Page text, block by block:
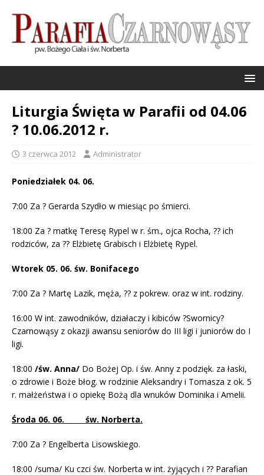
Liturgia Święta w Parafii od 04.06
? 10.06.2012 r.
3 czerwca 2012 Administrator
Poniedziałek 04. 06.
7:00 Za ? Gerarda Szydło w miesiąc po śmierci.
18:00 Za ? matkę Teresę Rypel w r. śm., ojca Rocha, ?? ich
rodziców, za ?? Elżbietę Grabisch i Elżbietę Rypel.
Wtorek 05. 06. św. Bonifacego
7:00 Za ? Martę Lazik, męża, ?? z pokrew. oraz w int. rodziny.
16:00 W int. zawodników, działaczy i kibiców ?Swornicy?
Czarnowąsy z okazji awansu seniorów do III ligi i juniorów do I
ligi.
18:00 /św. Anna/ Do Bożej Op. i św. Anny z podzięk. za łaski,
o zdrowie i Boże błog. w rodzinie Aleksandry i Tomasza z ok. 5
r. małżeństwa i o opiekę Bożą dla wnuków Dominika i Amelii.
Środa 06. 06. św. Norberta.
7:00 Za ? Engelberta Lisowskiego.
18:00 /suma/ Ku czci św. Norberta w int. żyjących i ?? Parafian